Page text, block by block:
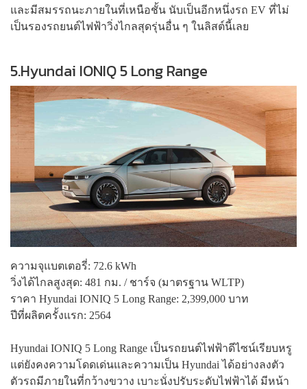
และมีสมรรถนะภายในที่เหนือชั้น นับเป็นอีกหนึ่งรถ EV ที่ไม่
เป็นรองรถยนต์ไฟฟ้าวิ่งไกลสุดรุ่นอื่น ๆ ในลิสต์นี้เลย
5.Hyundai IONIQ 5 Long Range
ความจุแบตเตอรี่: 72.6 kWh
วิ่งได้ไกลสูงสุด: 481 กม. / ชาร์จ (มาตรฐาน WLTP)
ราคา Hyundai IONIQ 5 Long Range: 2,399,000 บาท
ปีที่ผลิตครั้งแรก: 2564
Hyundai IONIQ 5 Long Range เป็นรถยนต์ไฟฟ้าดีไซน์เรียบหรู
แต่ยังคงความโดดเด่นและความเป็น Hyundai ได้อย่างลงตัว
ตัวรถมีภายในที่กว้างขวาง เบาะนั่งปรับระดับไฟฟ้าได้ มีหน้า